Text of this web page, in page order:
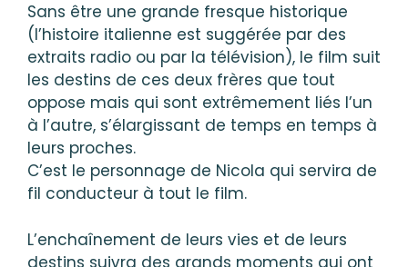
Sans être une grande fresque historique
(l’histoire italienne est suggérée par des
extraits radio ou par la télévision), le film suit
les destins de ces deux frères que tout
oppose mais qui sont extrêmement liés l’un
à l’autre, s’élargissant de temps en temps à
leurs proches.
C’est le personnage de Nicola qui servira de
fil conducteur à tout le film.
L’enchaînement de leurs vies et de leurs
destins suivra des grands moments qui ont